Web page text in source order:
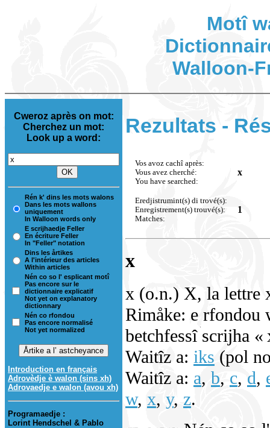
Motî
Walloon-
Cweroz après on mot:
Cherchez un mot:
Look up a word:
Rén k' dins les mots walons
Dans les mots wallons
uniquement
In Walloon words only
E scrijhaedje Feller
En écriture Feller
In "Feller" notation
Dins les årtikes
A l'intérieur des articles
Within articles
Nén co so l' esplicant motî
Pas encore sur le
dictionnaire explicatif
Not yet on explanatory
dictionnary
Nén co rfondou
Pas encore normalisé
Not yet normalized
Introduction en français
Adrovèdje è walon (sins xh)
Adrovaedje e walon (avou xh)
Programaedje :
Lorint Hendschel & Pablo
Rezultats -
Vos avoz cachî après:
Vous avez cherché:
You have searched:
x
Eredjistrumint(s) di trové(s):
Enregistrement(s) trouvé(s):
Matches:
1
x
x (o.n.) X, la lettre
Rimåke: e rfondou
betchfessî scrijha «
Waitîz a: iks (pol
Waitîz a: a, b, c, d,
w, x, y, z.